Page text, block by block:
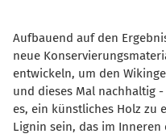
Aufbauend auf den
neue
entwickeln, um den
und dieses Mal nachhaltig
es, ein künstliches Holz zu
Lignin sein, das im